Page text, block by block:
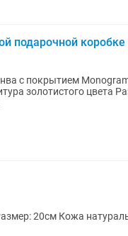
подарочной коробке
золотистого цвета